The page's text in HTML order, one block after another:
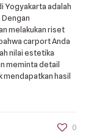
Yogyakarta adalah
melakukan riset
carport Anda
nilai estetika
meminta detail
mendapatkan hasil
0